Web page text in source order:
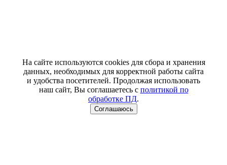
На сайте используются cookies для сбора и хранения
данных, необходимых для корректной работы сайта
и удобства посетителей. Продолжая использовать
наш сайт, Вы соглашаетесь с политикой по
обработке ПД.
Соглашаюсь